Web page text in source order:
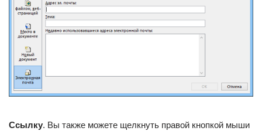
Ссылку. Вы также можете щелкнуть правой кнопкой мыши